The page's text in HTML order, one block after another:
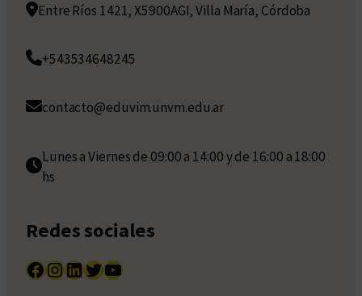
Entre Ríos 1421, X5900AGI, Villa María, Córdoba
+543534648245
contacto@eduvim.unvm.edu.ar
Lunes a Viernes de 09:00 a 14:00 y de 16:00 a 18:00
hs
Redes sociales
Facebook InstagramLinkedIn Twitter YouTube